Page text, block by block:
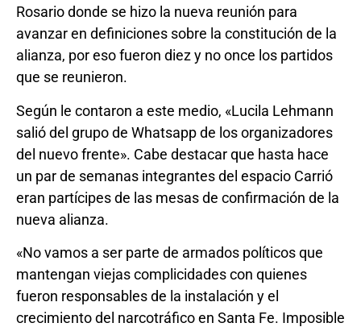
Rosario donde se hizo la nueva reunión para
avanzar en definiciones sobre la constitución de la
alianza, por eso fueron diez y no once los partidos
que se reunieron.
Según le contaron a este medio, «Lucila Lehmann
salió del grupo de Whatsapp de los organizadores
del nuevo frente». Cabe destacar que hasta hace
un par de semanas integrantes del espacio Carrió
eran partícipes de las mesas de confirmación de la
nueva alianza.
«No vamos a ser parte de armados políticos que
mantengan viejas complicidades con quienes
fueron responsables de la instalación y el
crecimiento del narcotráfico en Santa Fe. Imposible